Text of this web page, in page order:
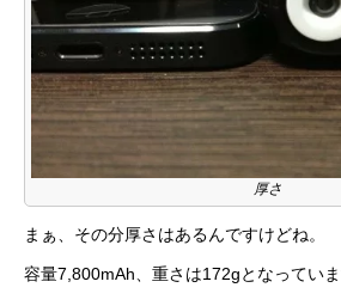
厚さ
まぁ、その分厚さはあるんですけどね。
容量7,800mAh、重さは172gとなっていま